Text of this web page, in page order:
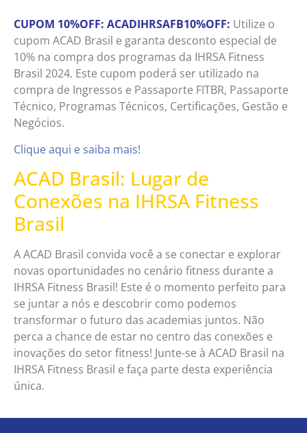
CUPOM 10%OFF: ACADIHRSAFB10%OFF: Utilize o
cupom ACAD Brasil e garanta desconto especial de
10% na compra dos programas da IHRSA Fitness
Brasil 2024. Este cupom poderá ser utilizado na
compra de Ingressos e Passaporte FITBR, Passaporte
Técnico, Programas Técnicos, Certificações, Gestão e
Negócios.
Clique aqui e saiba mais!
ACAD Brasil: Lugar de
Conexões na IHRSA Fitness
Brasil
A ACAD Brasil convida você a se conectar e explorar
novas oportunidades no cenário fitness durante a
IHRSA Fitness Brasil! Este é o momento perfeito para
se juntar a nós e descobrir como podemos
transformar o futuro das academias juntos. Não
perca a chance de estar no centro das conexões e
inovações do setor fitness! Junte-se à ACAD Brasil na
IHRSA Fitness Brasil e faça parte desta experiência
única.